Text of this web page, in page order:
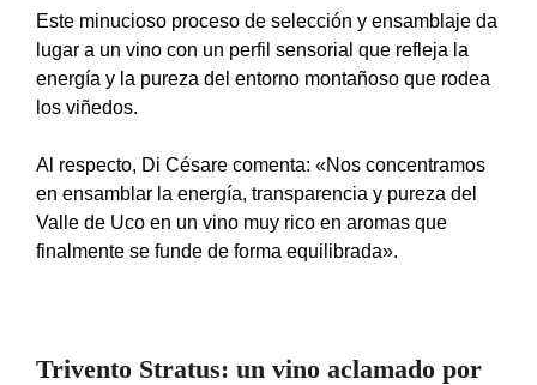
Este minucioso proceso de selección y ensamblaje da
lugar a un vino con un perfil sensorial que refleja la
energía y la pureza del entorno montañoso que rodea
los viñedos.
Al respecto, Di Césare comenta: «Nos concentramos
en ensamblar la energía, transparencia y pureza del
Valle de Uco en un vino muy rico en aromas que
finalmente se funde de forma equilibrada».
Trivento Stratus: un vino aclamado por